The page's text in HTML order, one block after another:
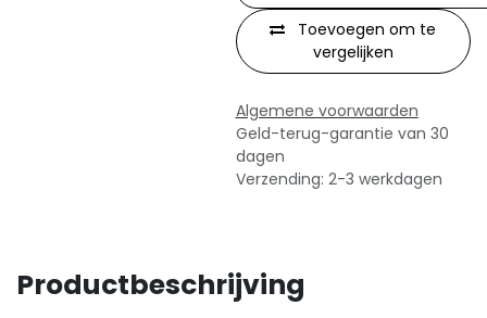
Toevoegen om te
vergelijken
Algemene voorwaarden
Geld-terug-garantie van 30
dagen
Verzending: 2-3 werkdagen
Productbeschrijving